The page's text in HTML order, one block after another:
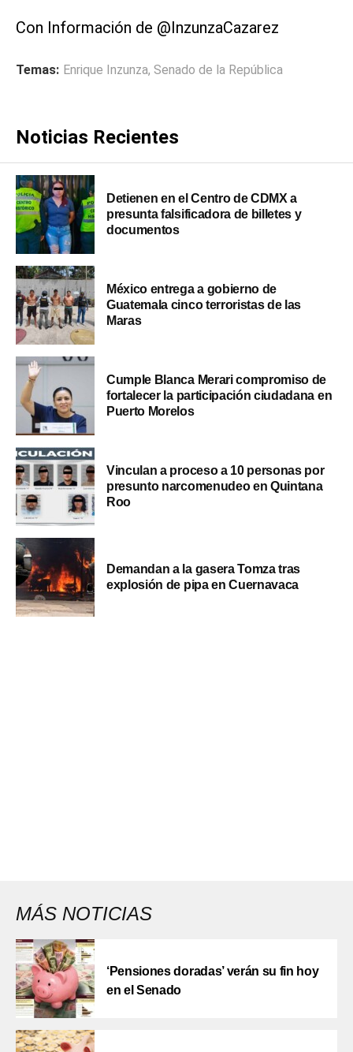
Con Información de @InzunzaCazarez
Temas: Enrique Inzunza, Senado de la República
Noticias Recientes
Detienen en el Centro de CDMX a
presunta falsificadora de billetes y
documentos
México entrega a gobierno de
Guatemala cinco terroristas de las
Maras
Cumple Blanca Merari compromiso de
fortalecer la participación ciudadana en
Puerto Morelos
Vinculan a proceso a 10 personas por
presunto narcomenudeo en Quintana
Roo
Demandan a la gasera Tomza tras
explosión de pipa en Cuernavaca
MÁS NOTICIAS
‘Pensiones doradas’ verán su fin hoy
en el Senado